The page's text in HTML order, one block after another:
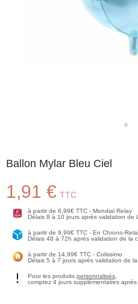
Ballon Mylar Bleu Ciel
1,91 € TTC
à partir de 6,99€ TTC - Mondial Relay
Délais 8 à 10 jours après validation de
à partir de 9,99€ TTC - En Chrono-
Délais 48 à 72h après validation de la
à partir de 14,99€ TTC - Colissimo
Délais 5 à 7 jours après validation de la
Pour les produits personnalisés
comptez 4 jours supplémentaires